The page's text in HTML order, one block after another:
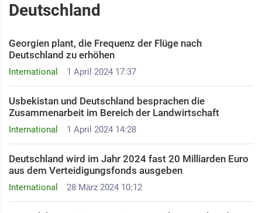
Deutschland
International 1 April 2024 17:37
Georgien plant, die Frequenz der Flüge nach
Deutschland zu erhöhen
International 1 April 2024 14:28
Usbekistan und Deutschland besprachen die
Zusammenarbeit im Bereich der Landwirtschaft
International 28 März 2024 10:12
Deutschland wird im Jahr 2024 fast 20 Milliarden Euro
aus dem Verteidigungsfonds ausgeben